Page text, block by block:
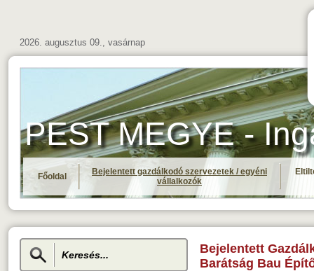
2026. augusztus 09., vasárnap
PEST MEGYE -
Főoldal
Bejelentett gazdálkodó szervezetek / egyéni
vállalkozók
Bejelentett
Barátság Bau